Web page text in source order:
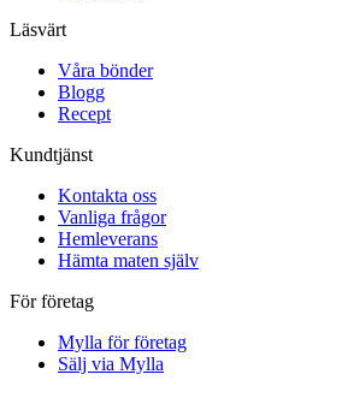
Läsvärt
Våra bönder
Blogg
Recept
Kundtjänst
Kontakta oss
Vanliga frågor
Hemleverans
Hämta maten själv
För företag
Mylla för företag
Sälj via Mylla